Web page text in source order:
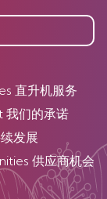
直升机服务
们的承诺
发展
供应商机会